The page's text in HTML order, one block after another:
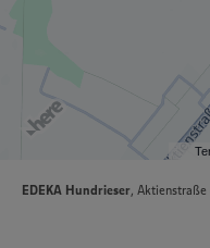
EDEKA Hundrieser ,